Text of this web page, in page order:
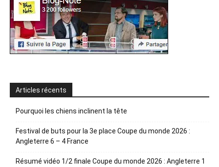
Articles récents
Pourquoi les chiens inclinent la tête
Festival de buts pour la 3e place Coupe du monde 2026 :
Angleterre 6 – 4 France
Résumé vidéo 1/2 finale Coupe du monde 2026 : Angleterre 1